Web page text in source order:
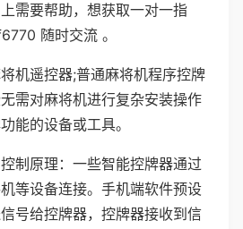
需要帮助，想获取一对一指
随时交流 。
机遥控器;普通麻将机程序控牌
需对麻将机进行复杂安装操作
能的设备或工具。
制原理：一些智能控牌器通过
等设备连接。手机端软件预设
号给控牌器，控牌器接收到信